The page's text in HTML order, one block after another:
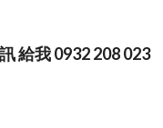
給我 0932 208 023